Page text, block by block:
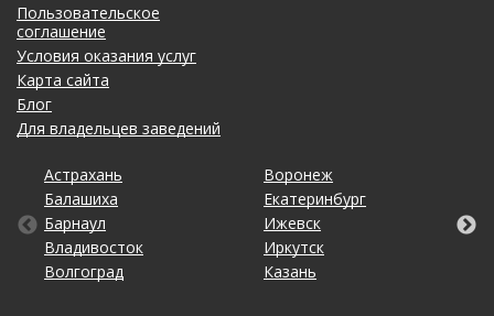
Пользовательское
соглашение
Условия оказания услуг
Карта сайта
Блог
Для владельцев заведений
Астрахань
Балашиха
Барнаул
Владивосток
Волгоград
Воронеж
Екатеринбург
Ижевск
Иркутск
Казань
Калининград
Кемерово
Киров
Краснодар
Красноярск
Липецк
Махачкала
Набережные Челны
Нижний Новгород
Новосибирск
Омск
Оренбург
Пенза
Пермь
Ростов-на-Дону
Рязань
Самара
Санкт-Петербург
Саратов
Ставрополь
Тольятти
Томск
Тула
Тюмень
Ульяновск
Уфа
Хабаровск
Чебоксары
Челябинск
Ярославль